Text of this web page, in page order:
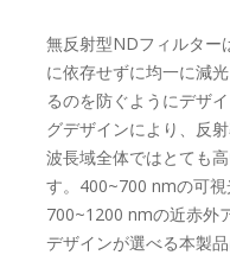
無反射型NDフィルター
に依存せずに均一に減
るのを防ぐようにデザ
グデザインにより、反
波長域全体ではとても
す。400~700 nmの可視
700~1200 nmの近赤外
デザインが選べる本製